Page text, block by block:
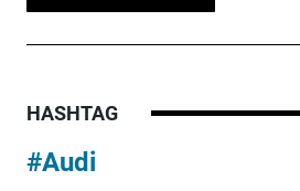
HASHTAG
#Audi